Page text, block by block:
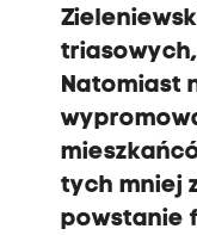
Natomiast
tych mniej
powstanie